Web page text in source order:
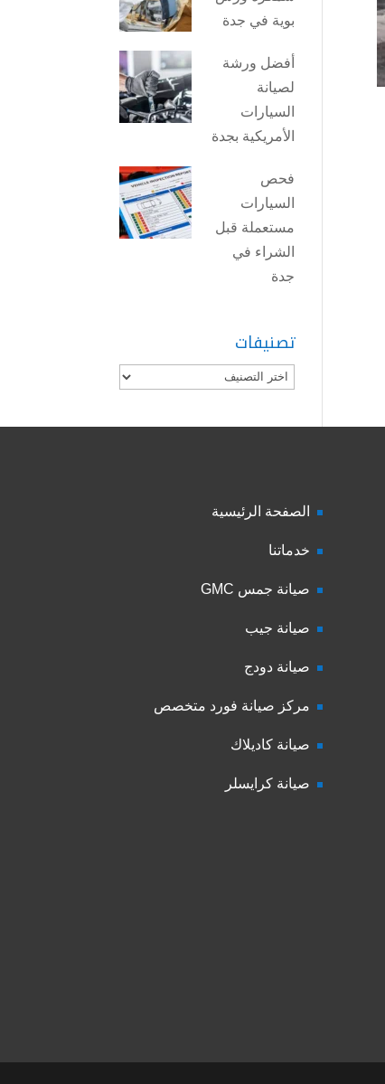
بوية في جدة
أفضل ورشة
لصيانة
السيارات
الأمريكية بجدة
فحص
السيارات
مستعملة قبل
الشراء في
جدة
تصنيفات
تصنيفات
الصفحة الرئيسية
خدماتنا
صيانة جمس GMC
صيانة جيب
صيانة دودج
مركز صيانة فورد متخصص
صيانة كاديلاك
صيانة كرايسلر